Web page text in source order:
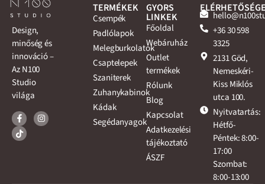
Design,
minőség és
innováció –
Az N100
Studio
világa
TERMÉKEK
Csempék
Padlólapok
Melegburkolatok
Csaptelepek
Szaniterek
Zuhanykabinok
Kádak
Segédanyagok
GYORS
LINKEK
Főoldal
Webáruház
Outlet
termékek
Rólunk
Blog
Kapcsolat
Adatkezelési
tájékoztató
ÁSZF
+36 30 598
3325
2131 Göd,
Nemeskéri-
Kiss Miklós
utca 100.
Nyitvatartás:
Hétfő-
Péntek: 8:00-
17:00
Szombat:
8:00-13:00